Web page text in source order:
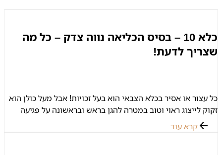
כלא 10 – בסיס הכליאה נווה צדק – כל מה
שצריך לדעת!
כל עצור או אסיר בכלא הצבאי הוא בעל זכויות! אבל מעל כולן הוא
זקוק לייצוג ראוי וטוב במטרה להגן בראש ובראשונה על פגיעה
בזכותו לחירות! אל תמתינו – צרו קשר
קרא עוד